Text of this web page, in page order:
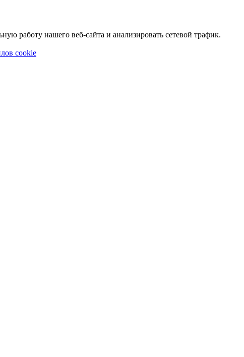
работу нашего веб-сайта и анализировать сетевой трафик.
cookie